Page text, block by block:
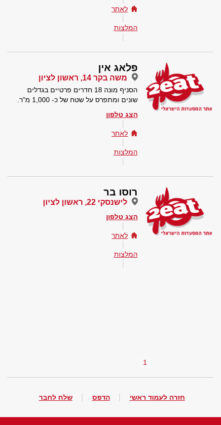
לאתר
המלצות
פלאג אין
משה בקר 14, ראשון לציון
הסניף מונה 18 חדרים פרטיים בגדלים
שונים ומתפרס על שטח של כ- 1,000 מ"ר.
הצג טלפון
לאתר
המלצות
רוסו בר
לישנסקי 22, ראשון לציון
הצג טלפון
לאתר
המלצות
1
חזרה לעמוד ראשי הדפס שלח לחבר